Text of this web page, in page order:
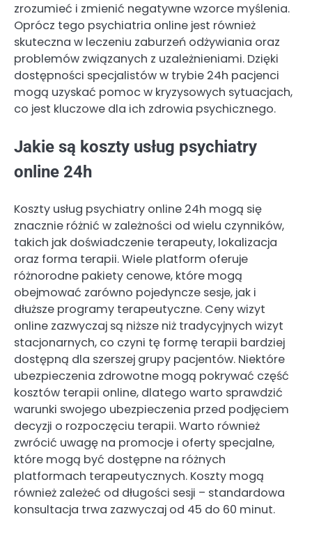
zrozumieć i zmienić negatywne wzorce myślenia.
Oprócz tego psychiatria online jest również
skuteczna w leczeniu zaburzeń odżywiania oraz
problemów związanych z uzależnieniami. Dzięki
dostępności specjalistów w trybie 24h pacjenci
mogą uzyskać pomoc w kryzysowych sytuacjach,
co jest kluczowe dla ich zdrowia psychicznego.
Jakie są koszty usług psychiatry
online 24h
Koszty usług psychiatry online 24h mogą się
znacznie różnić w zależności od wielu czynników,
takich jak doświadczenie terapeuty, lokalizacja
oraz forma terapii. Wiele platform oferuje
różnorodne pakiety cenowe, które mogą
obejmować zarówno pojedyncze sesje, jak i
dłuższe programy terapeutyczne. Ceny wizyt
online zazwyczaj są niższe niż tradycyjnych wizyt
stacjonarnych, co czyni tę formę terapii bardziej
dostępną dla szerszej grupy pacjentów. Niektóre
ubezpieczenia zdrowotne mogą pokrywać część
kosztów terapii online, dlatego warto sprawdzić
warunki swojego ubezpieczenia przed podjęciem
decyzji o rozpoczęciu terapii. Warto również
zwrócić uwagę na promocje i oferty specjalne,
które mogą być dostępne na różnych
platformach terapeutycznych. Koszty mogą
również zależeć od długości sesji – standardowa
konsultacja trwa zazwyczaj od 45 do 60 minut.